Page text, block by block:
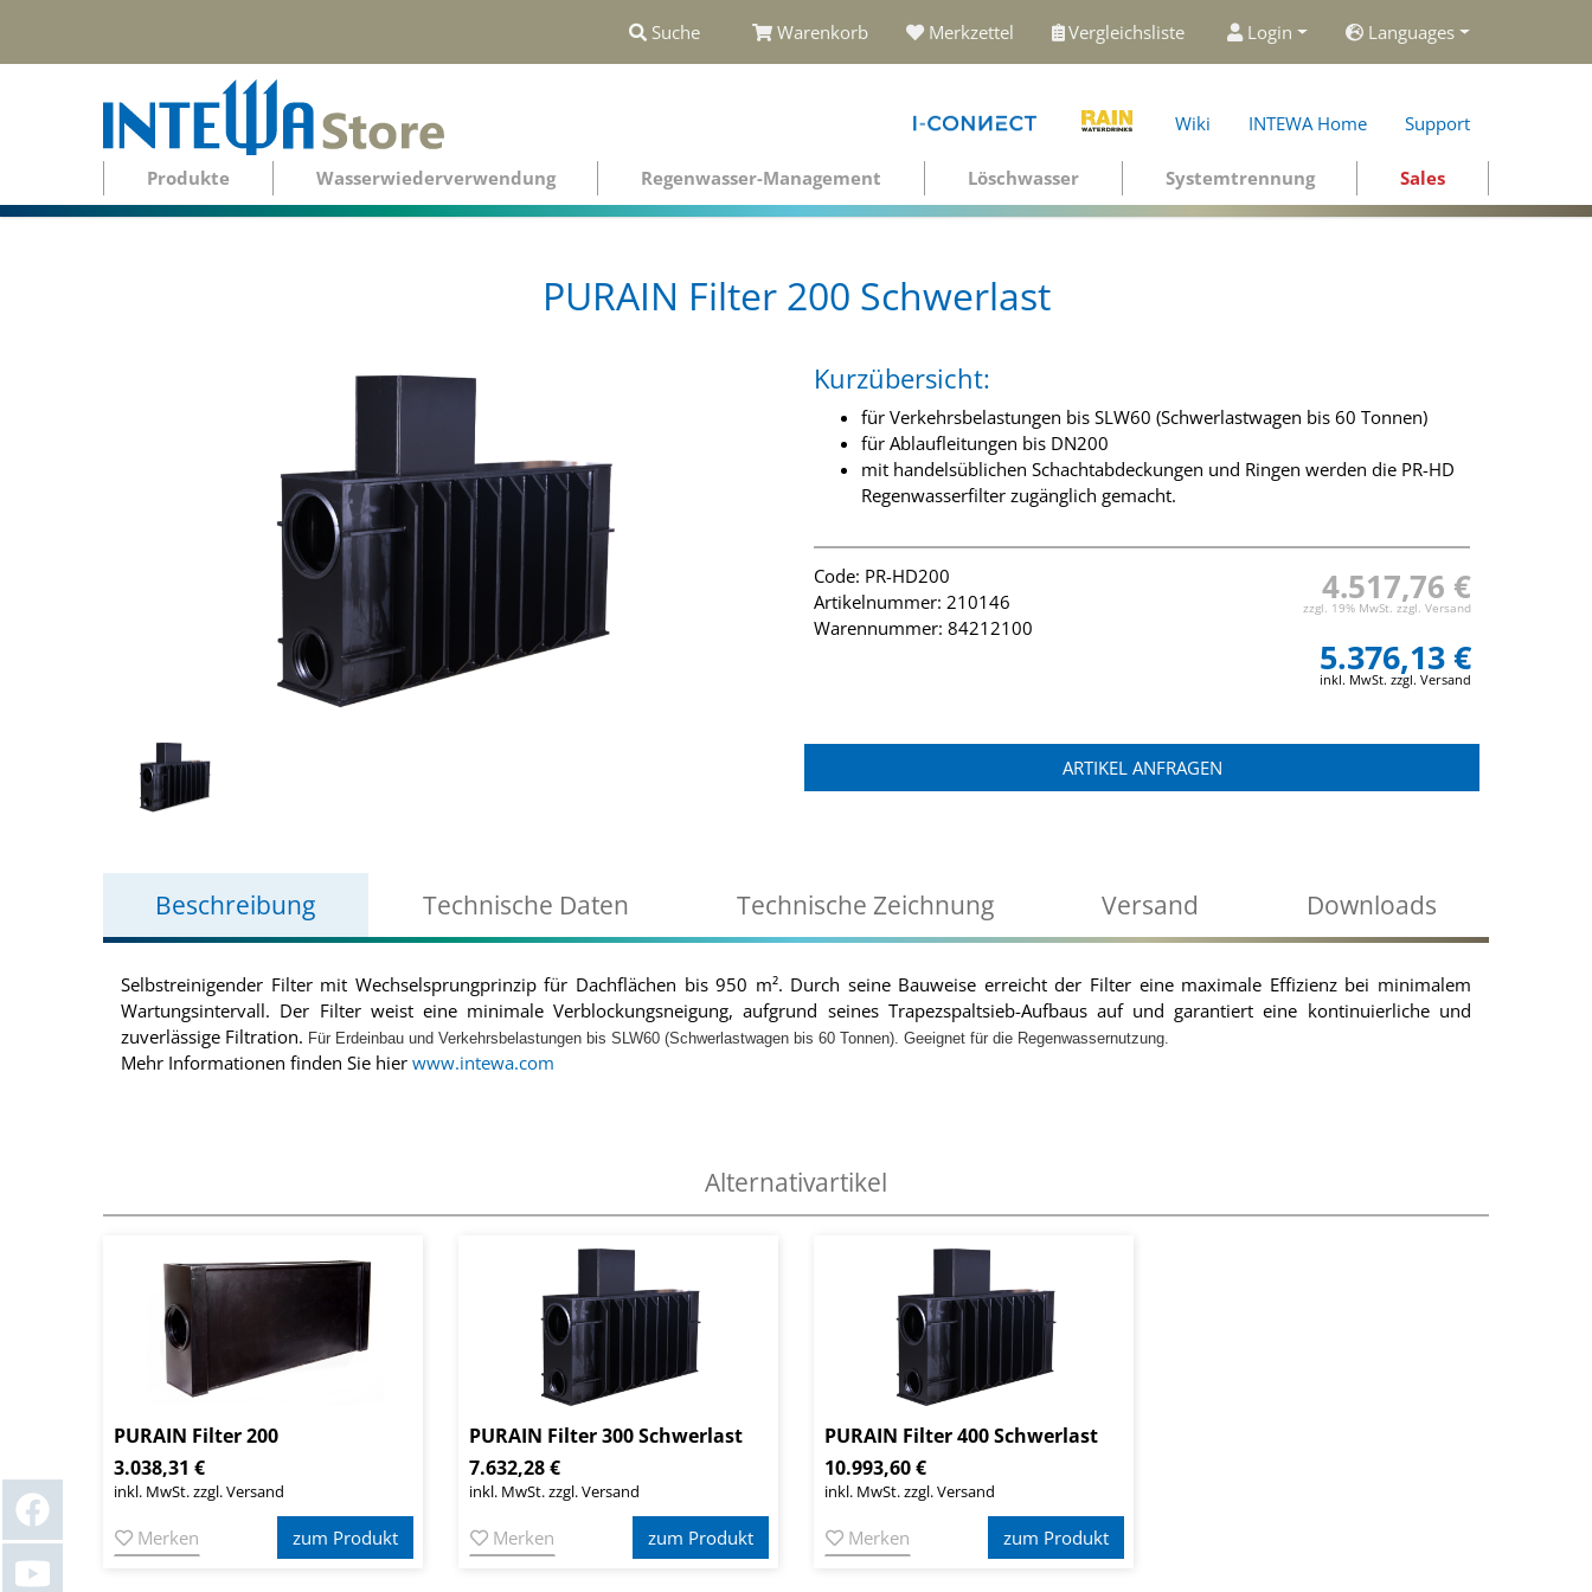
Suche Warenkorb Merkzettel Vergleichsliste Login Languages
Wiki INTEWA Home Support
Produkte Wasserwiederverwendung Regenwasser-Management Löschwasser Systemtrennung Sales
PURAIN Filter 200 Schwerlast
Kurzübersicht:
für Verkehrsbelastungen bis SLW60 (Schwerlastwagen bis 60 Tonnen)
für Ablaufleitungen bis DN200
mit handelsüblichen Schachtabdeckungen und Ringen werden die PR-HD
Regenwasserfilter zugänglich gemacht.
Code: PR-HD200
Artikelnummer: 210146
Warennummer: 84212100
4.517,76 €
zzgl. 19% MwSt. zzgl. Versand
5.376,13 €
inkl. MwSt. zzgl. Versand
ARTIKEL ANFRAGEN
Beschreibung Technische Daten Technische Zeichnung Versand Downloads
Selbstreinigender Filter mit Wechselsprungprinzip für Dachflächen bis 950 m². Durch seine Bauweise erreicht der Filter eine maximale Effizienz bei minimalem
Wartungsintervall. Der Filter weist eine minimale Verblockungsneigung, aufgrund seines Trapezspaltsieb-Aufbaus auf und garantiert eine kontinuierliche und
zuverlässige Filtration. Für Erdeinbau und Verkehrsbelastungen bis SLW60 (Schwerlastwagen bis 60 Tonnen). Geeignet für die Regenwassernutzung.
Mehr Informationen finden Sie hierwww.intewa.com
Alternativartikel
PURAIN Filter 200
3.038,31 €
inkl. MwSt. zzgl. Versand
Merken zum Produkt
PURAIN Filter 300 Schwerlast
7.632,28 €
inkl. MwSt. zzgl. Versand
Merken zum Produkt
PURAIN Filter 400 Schwerlast
10.993,60 €
inkl. MwSt. zzgl. Versand
Merken zum Produkt